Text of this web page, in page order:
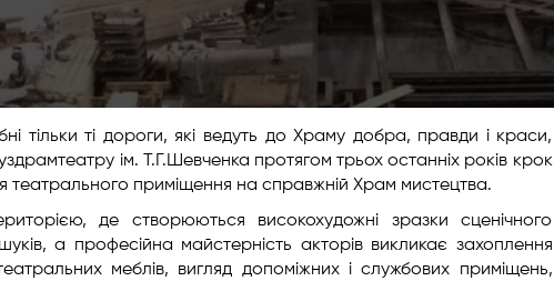
тільки ті дороги, які ведуть до Храму добра, правди і краси,
ім. Т.Г.Шевченка протягом трьох останніх років крок
приміщення на справжній Храм мистецтва.
де створюються високохудожні зразки сценічного
а професійна майстерність акторів викликає захоплення
меблів, вигляд допоміжних і службових приміщень,